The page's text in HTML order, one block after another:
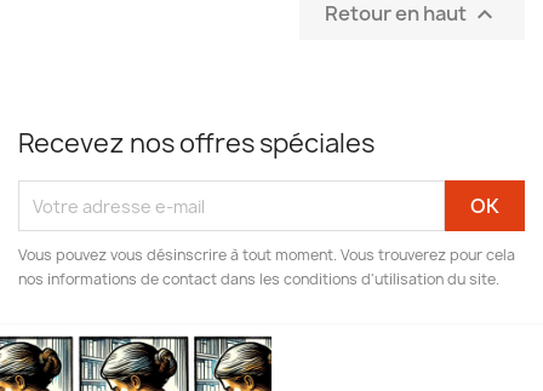
Retour en haut 
Recevez nos offres spéciales
Vous pouvez vous désinscrire à tout moment. Vous trouverez pour cela
nos informations de contact dans les conditions d'utilisation du site.